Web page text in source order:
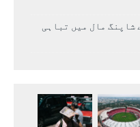
شاپنگ مال میں تباہی